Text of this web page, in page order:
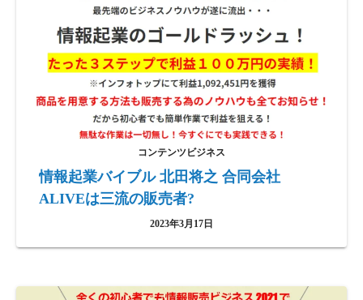
コンテンツビジネス
情報起業バイブル 北田将之 合同会社
ALIVEは三流の販売者?
2023年3月17日